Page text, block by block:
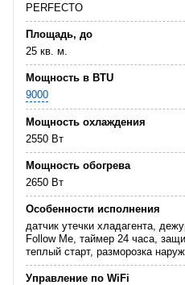
PERFECTO
Площадь, до
25 кв. м.
Мощность в BTU
9000
Мощность охлаждения
2550 Вт
Мощность обогрева
2650 Вт
Особенности исполнения
датчик утечки хладагента,
Follow Me, таймер 24 часа,
теплый старт, разморозка
Управление по WiFi